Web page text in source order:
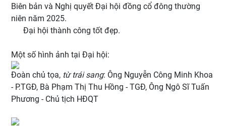
Biên bản và Nghị quyết Đại hội đồng cổ đông thường
niên năm 2025.
Đại hội thành công tốt đẹp.
Một số hình ảnh tại Đại hội:
Đoàn chủ tọa, từ trái sang: Ông Nguyễn Công Minh Khoa
- P.TGĐ, Bà Phạm Thị Thu Hồng - TGĐ, Ông Ngô Sĩ Tuấn
Phương - Chủ tịch HĐQT